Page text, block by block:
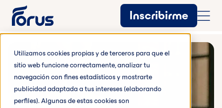
Utilizamos cookies propias y de terceros para que el
sitio web funcione correctamente, analizar tu
navegación con fines estadísticos y mostrarte
publicidad adaptada a tus intereses (elaborando
perfiles). Algunas de estas cookies son
Inscribirme